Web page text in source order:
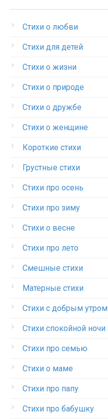
Стихи о любви
Стихи для детей
Стихи о жизни
Стихи о природе
Стихи о дружбе
Стихи о женщине
Короткие стихи
Грустные стихи
Стихи про осень
Стихи про зиму
Стихи о весне
Стихи про лето
Смешные стихи
Матерные стихи
Стихи с добрым утром
Стихи спокойной ночи
Стихи про семью
Стихи о маме
Стихи про папу
Стихи про бабушку